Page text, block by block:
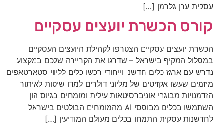
עסקית ערן גלרמן […]
קורס הכשרת יועצים עסקיים
הכשרת יועצים עסקיים הצטרפו לקהילת היועצים העסקיים
במסלול המקיף בישראל – שדרגו את הקריירה שלכם במקצוע
נדרש עם ארגז כלים חדשני וייחודי רכשו כלים לליווי סטארטאפים
מיזמים שעשו אקזיטים של מליוני דולרים​ למדו שיטות לאיתור
הזדמנויות מבוגרי אוניברסיטאות עילית ומומחים בגיוס הון
השתמשו בכלים מבוססי AI מהמומחים הבולטים בישראל
לחדשנות עסקית התמחו בכלים מעולם המודיעין […]